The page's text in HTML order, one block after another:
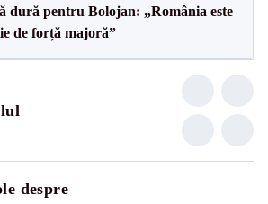
dură pentru Bolojan: „România este
de forță majoră”
despre